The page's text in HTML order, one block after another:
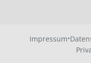
Impressum·